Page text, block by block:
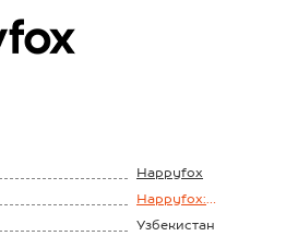
Happyfox
Happyfox:
Новогодние
Узбекистан